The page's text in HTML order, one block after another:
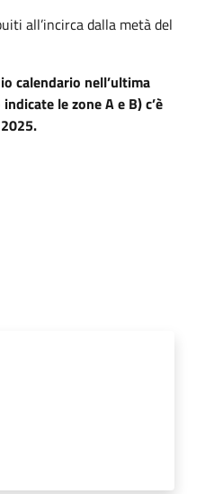
all’incirca dalla metà del
calendario nell’ultima
le zone A e B) c’è